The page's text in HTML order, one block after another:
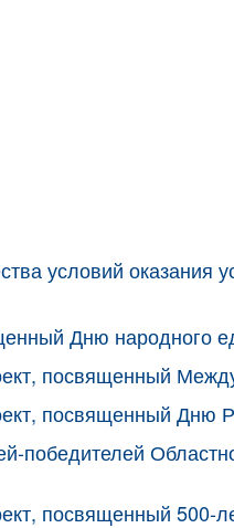
условий оказания
Дню народного
посвященный
посвященный Дню
победителей
посвященный 500-